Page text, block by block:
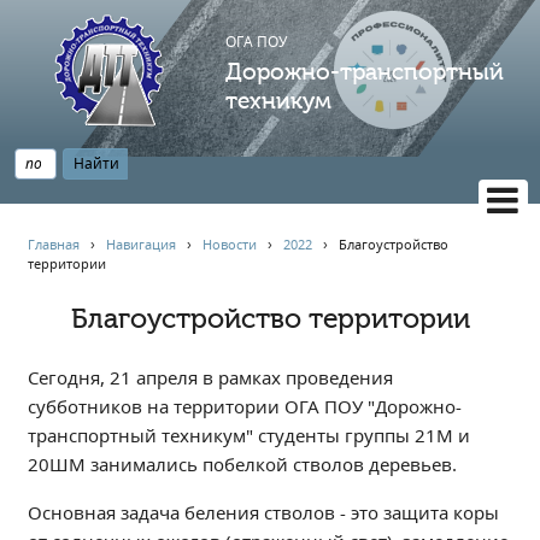
ОГА ПОУ
Дорожно-транспортный
техникум
НАВИГАЦИЯ
Главная
АБИТУРИЕНТУ
Опрос по качеству образования
Новости
Информация
Главная › Навигация › Новости ›2022 › Благоустройство
территории
Благоустройство территории
Сегодня, 21 апреля в рамках проведения
субботников на территории ОГА ПОУ "Дорожно-
транспортный техникум" студенты группы 21М и
20ШМ занимались побелкой стволов деревьев.
Основная задача беления стволов - это защита коры